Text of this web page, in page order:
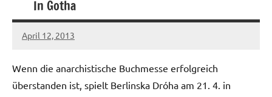
In Gotha
April 12, 2013
Ilja
Wenn die anarchistische Buchmesse erfolgreich
überstanden ist, spielt Berlinska Dróha am 21. 4. in